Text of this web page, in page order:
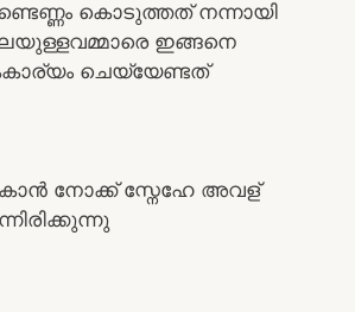
കൊടുത്തത് നന്നായി
ഇങ്ങനെ
ചെയ്യേണ്ടത്
നോക്ക് സ്നേഹേ അവള്